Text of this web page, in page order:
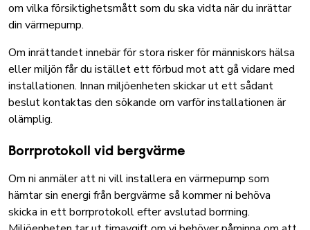
om vilka försiktighetsmått som du ska vidta när du inrättar
din värmepump.
Om inrättandet innebär för stora risker för människors hälsa
eller miljön får du istället ett förbud mot att gå vidare med
installationen. Innan miljöenheten skickar ut ett sådant
beslut kontaktas den sökande om varför installationen är
olämplig.
Borrprotokoll vid bergvärme
Om ni anmäler att ni vill installera en värmepump som
hämtar sin energi från bergvärme så kommer ni behöva
skicka in ett borrprotokoll efter avslutad borrning.